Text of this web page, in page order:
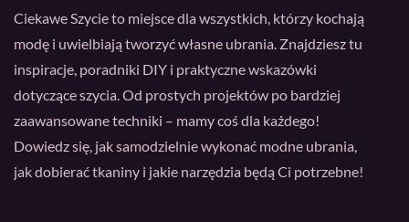
Ciekawe Szycie to miejsce dla wszystkich, którzy kochają
modę i uwielbiają tworzyć własne ubrania. Znajdziesz tu
inspiracje, poradniki DIY i praktyczne wskazówki
dotyczące szycia. Od prostych projektów po bardziej
zaawansowane techniki – mamy coś dla każdego!
Dowiedz się, jak samodzielnie wykonać modne ubrania,
jak dobierać tkaniny i jakie narzędzia będą Ci potrzebne!